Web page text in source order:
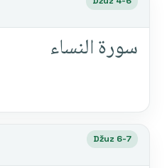
سورة النساء
Džuz 6-7